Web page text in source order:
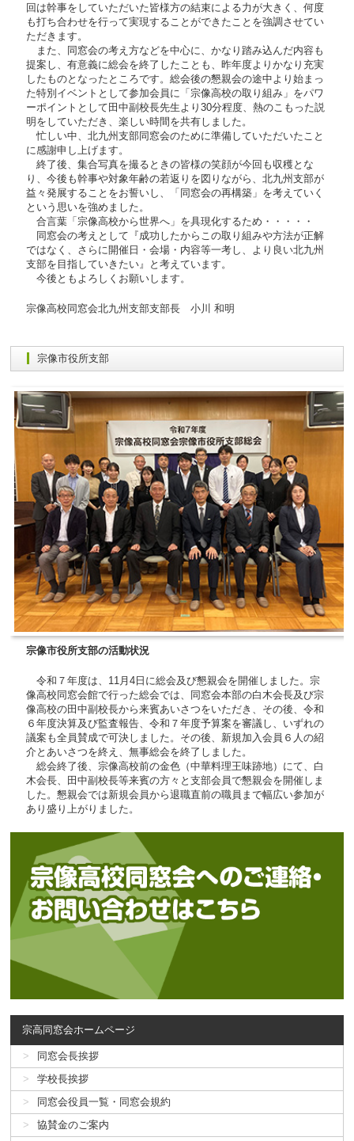
回は幹事をしていただいた皆様方の結束による力が大きく、何度
も打ち合わせを行って実現することができたことを強調させてい
ただきます。
また、同窓会の考え方などを中心に、かなり踏み込んだ内容も
提案し、有意義に総会を終了したことも、昨年度よりかなり充実
したものとなったところです。総会後の懇親会の途中より始まっ
た特別イベントとして参加会員に「宗像高校の取り組み」をパワ
ーポイントとして田中副校長先生より30分程度、熱のこもった説
明をしていただき、楽しい時間を共有しました。
忙しい中、北九州支部同窓会のために準備していただいたこと
に感謝申し上げます。
終了後、集合写真を撮るときの皆様の笑顔が今回も収穫とな
り、今後も幹事や対象年齢の若返りを図りながら、北九州支部が
益々発展することをお誓いし、「同窓会の再構築」を考えていく
という思いを強めました。
合言葉「宗像高校から世界へ」を具現化するため・・・・・
同窓会の考えとして『成功したからこの取り組みや方法が正解
ではなく、さらに開催日・会場・内容等一考し、より良い北九州
支部を目指していきたい』と考えています。
今後ともよろしくお願いします。
宗像高校同窓会北九州支部支部長 小川 和明
宗像市役所支部
宗像市役所支部の活動状況
令和７年度は、11月4日に総会及び懇親会を開催しました。宗
像高校同窓会館で行った総会では、同窓会本部の白木会長及び宗
像高校の田中副校長から来賓あいさつをいただき、その後、令和
６年度決算及び監査報告、令和７年度予算案を審議し、いずれの
議案も全員賛成で可決しました。その後、新規加入会員６人の紹
介とあいさつを終え、無事総会を終了しました。
総会終了後、宗像高校前の金色（中華料理王味跡地）にて、白
木会長、田中副校長等来賓の方々と支部会員で懇親会を開催しま
した。懇親会では新規会員から退職直前の職員まで幅広い参加が
あり盛り上がりました。
宗高同窓会ホームページ
同窓会長挨拶
学校長挨拶
同窓会役員一覧・同窓会規約
協賛金のご案内